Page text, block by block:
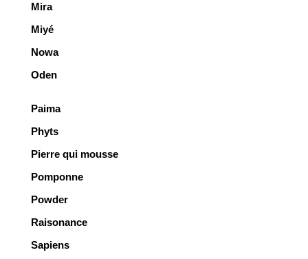
Mira
Miyé
Nowa
Oden
Paima
Phyts
Pierre qui mousse
Pomponne
Powder
Raisonance
Sapiens